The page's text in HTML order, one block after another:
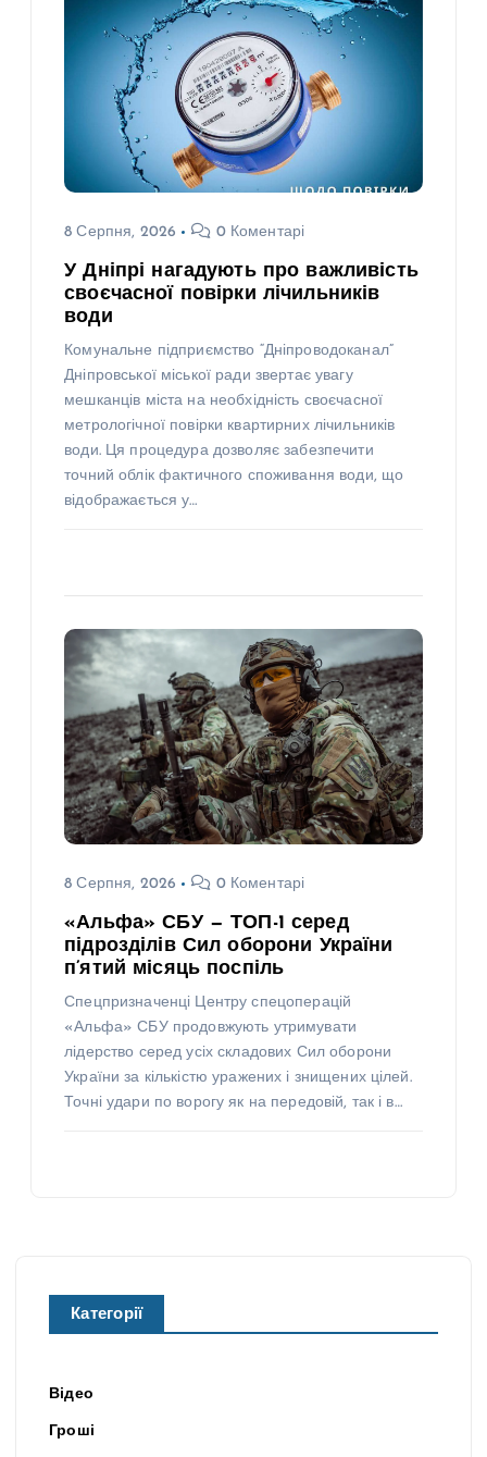
8 Серпня, 2026 0 Коментарі
У Дніпрі нагадують про важливість
своєчасної повірки лічильників
води
Комунальне підприємство “Дніпроводоканал”
Дніпровської міської ради звертає увагу
мешканців міста на необхідність своєчасної
метрологічної повірки квартирних лічильників
води. Ця процедура дозволяє забезпечити
точний облік фактичного споживання води, що
відображається у…
8 Серпня, 2026 0 Коментарі
«Альфа» СБУ — ТОП-1 серед
підрозділів Сил оборони України
п’ятий місяць поспіль
Спецпризначенці Центру спецоперацій
«Альфа» СБУ продовжують утримувати
лідерство серед усіх складових Сил оборони
України за кількістю уражених і знищених цілей.
Точні удари по ворогу як на передовій, так і в…
Категорії
Відео
Гроші